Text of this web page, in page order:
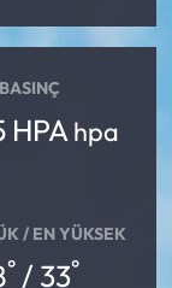
BASINÇ
HPA hpa
/ EN YÜKSEK
° / 33°